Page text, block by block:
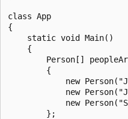
class App
{
    static void Main()
    {
Person[]
        {
new
new
new
        };